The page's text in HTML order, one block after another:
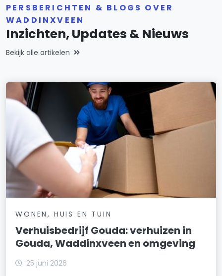
PERSBERICHTEN & BLOGS OVER
WADDINXVEEN
Inzichten, Updates & Nieuws
Bekijk alle artikelen
WONEN, HUIS EN TUIN
Verhuisbedrijf Gouda: verhuizen in
Gouda, Waddinxveen en omgeving
25 juni 2026